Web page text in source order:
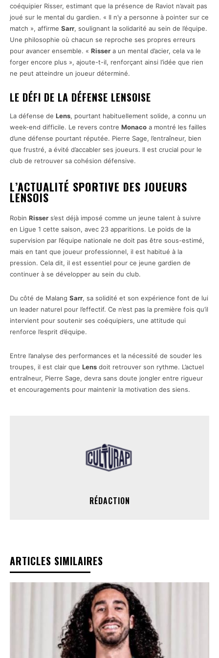
coéquipier Risser, estimant que la présence de Raviot n’avait pas
joué sur le mental du gardien. « Il n’y a personne à pointer sur ce
match », affirme Sarr, soulignant la solidarité au sein de l’équipe.
Une philosophie où chacun se reproche ses propres erreurs
pour avancer ensemble. « Risser a un mental d’acier, cela va le
forger encore plus », ajoute-t-il, renforçant ainsi l’idée que rien
ne peut atteindre un joueur déterminé.
LE DÉFI DE LA DÉFENSE LENSOISE
La défense de Lens, pourtant habituellement solide, a connu un
week-end difficile. Le revers contre Monaco a montré les failles
d’une défense pourtant réputée. Pierre Sage, l’entraîneur, bien
que frustré, a évité d’accabler ses joueurs. Il est crucial pour le
club de retrouver sa cohésion défensive.
L’ACTUALITÉ SPORTIVE DES JOUEURS
LENSOIS
Robin Risser s’est déjà imposé comme un jeune talent à suivre
en Ligue 1 cette saison, avec 23 apparitions. Le poids de la
supervision par l’équipe nationale ne doit pas être sous-estimé,
mais en tant que joueur professionnel, il est habitué à la
pression. Cela dit, il est essentiel pour ce jeune gardien de
continuer à se développer au sein du club.
Du côté de Malang Sarr, sa solidité et son expérience font de lui
un leader naturel pour l’effectif. Ce n’est pas la première fois qu’il
intervient pour soutenir ses coéquipiers, une attitude qui
renforce l’esprit d’équipe.
Entre l’analyse des performances et la nécessité de souder les
troupes, il est clair que Lens doit retrouver son rythme. L’actuel
entraîneur, Pierre Sage, devra sans doute jongler entre rigueur
et encouragements pour maintenir la motivation des siens.
RÉDACTION
ARTICLES SIMILAIRES